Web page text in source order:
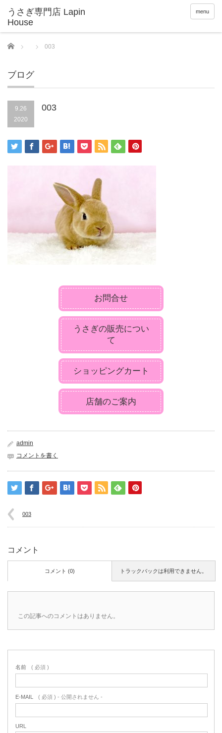
menu
Home 003
ブログ
9.26
2020
003
お問合せ
うさぎの販売につい
て
ショッピングカート
店舗のご案内
admin
コメントを書く
003
コメント
トラックバックは利用できません。
コメント (0)
この記事へのコメントはありません。
名前 ( 必須 )
E-MAIL ( 必須 ) - 公開されません -
URL